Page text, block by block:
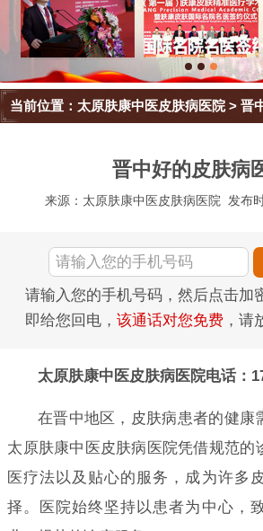
当前位置： 太原肤康中医皮肤病医院>晋
晋中好的皮肤病
来源：太原肤康中医皮肤病医院 发布
请输入您的手机号码，然后点击加
即给您回电， 该通话对您免费 ，请
太原肤康中医皮肤病医院电话：
在晋中地区，皮肤病患者的健康
太原肤康中医皮肤病医院凭借规范的
医疗法以及贴心的服务，成为许多
择。医院始终坚持以患者为中心，